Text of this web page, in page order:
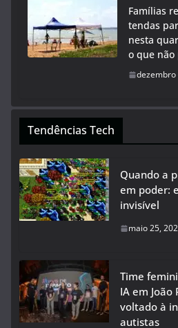
Famílias
tendas
nesta
o que não
dezembro
Tendências Tech
Quando a
em poder:
invisível
maio 25,
Time
IA em
voltado à
autistas